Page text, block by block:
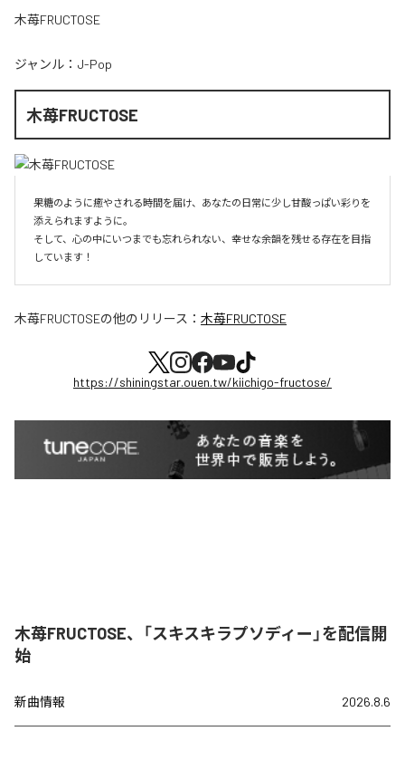
木苺FRUCTOSE
ジャンル： J-Pop
木苺FRUCTOSE
果糖のように癒やされる時間を届け、あなたの日常に少し甘酸っぱい彩りを
添えられますように。
そして、心の中にいつまでも忘れられない、幸せな余韻を残せる存在を目指
しています！
木苺FRUCTOSEの他のリリース： 木苺FRUCTOSE
https://shiningstar.ouen.tw/kiichigo-fructose/
木苺FRUCTOSE、「スキスキラプソディー」を配信開
始
新曲情報 2026.8.6